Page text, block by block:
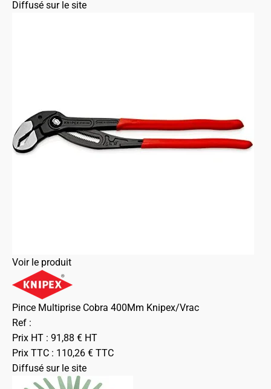
Diffusé sur le site
Voir le produit
Pince Multiprise Cobra 400Mm Knipex/Vrac
Ref :
Prix HT : 91,88 € HT
Prix TTC : 110,26 € TTC
Diffusé sur le site